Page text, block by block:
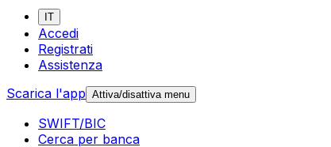
IT
Accedi
Registrati
Assistenza
Scarica l'app Attiva/disattiva menu
SWIFT/BIC
Cerca per banca